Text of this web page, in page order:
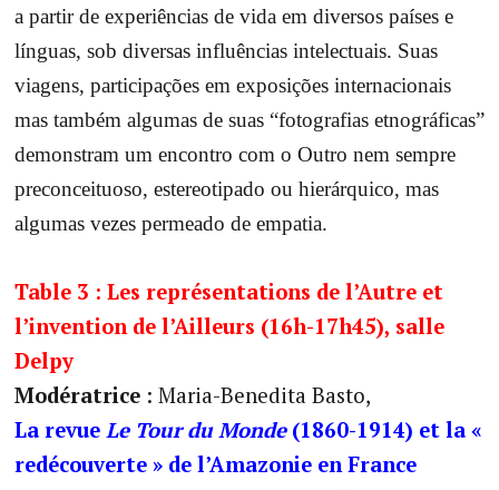
a partir de experiências de vida em diversos países e
línguas, sob diversas influências intelectuais. Suas
viagens, participações em exposições internacionais
mas também algumas de suas “fotografias etnográficas”
demonstram um encontro com o Outro nem sempre
preconceituoso, estereotipado ou hierárquico, mas
algumas vezes permeado de empatia.
Table 3 : Les représentations de l’Autre et
l’invention de l’Ailleurs (16h-17h45), salle
Delpy
Modératrice: Maria-Benedita Basto,
La revue Le Tour du Monde (1860-1914) et la «
redécouverte » de l’Amazonie en France